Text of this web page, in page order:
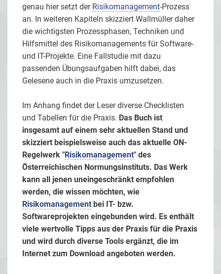
genau hier setzt der Risikomanagement-Prozess
an. In weiteren Kapiteln skizziert Wallmüller daher
die wichtigsten Prozessphasen, Techniken und
Hilfsmittel des Risikomanagements für Software-
und IT-Projekte. Eine Fallstudie mit dazu
passenden Übungsaufgaben hilft dabei, das
Gelesene auch in die Praxis umzusetzen.
Im Anhang findet der Leser diverse Checklisten
und Tabellen für die Praxis. Das Buch ist
insgesamt auf einem sehr aktuellen Stand und
skizziert beispielsweise auch das aktuelle ON-
Regelwerk "Risikomanagement" des
Österreichischen Normungsinstituts. Das Werk
kann all jenen uneingeschränkt empfohlen
werden, die wissen möchten, wie
Risikomanagement bei IT- bzw.
Softwareprojekten eingebunden wird. Es enthält
viele wertvolle Tipps aus der Praxis für die Praxis
und wird durch diverse Tools ergänzt, die im
Internet zum Download angeboten werden.